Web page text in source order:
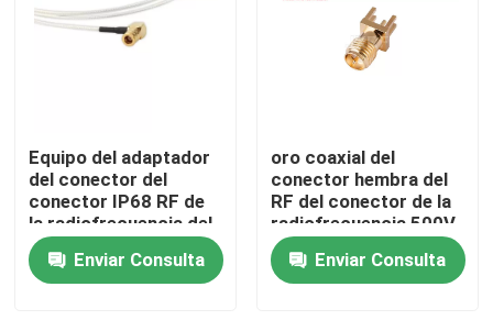
Inicio
Sobre nosotros
Equipo del adaptador
del conector del
conector IP68 RF de
la radiofrecuencia del
dispositivo de
seguridadEnviar Consulta
oro coaxial del
conector hembra del
RF del conector de la
radiofrecuencia 500V
Enviar Consulta